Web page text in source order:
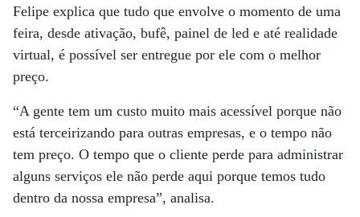
Felipe explica que tudo que envolve o momento de uma
feira, desde ativação, bufê, painel de led e até realidade
virtual, é possível ser entregue por ele com o melhor
preço.
“A gente tem um custo muito mais acessível porque não
está terceirizando para outras empresas, e o tempo não
tem preço. O tempo que o cliente perde para administrar
alguns serviços ele não perde aqui porque temos tudo
dentro da nossa empresa”, analisa.